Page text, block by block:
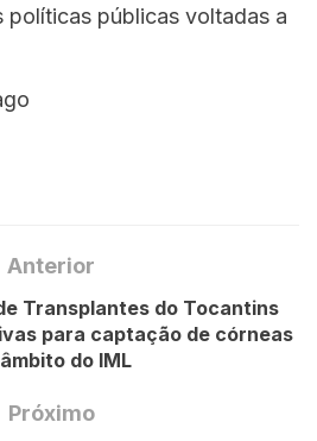
políticas públicas voltadas a
Anterior
Transplantes do Tocantins
para captação de córneas
do IML
Próximo